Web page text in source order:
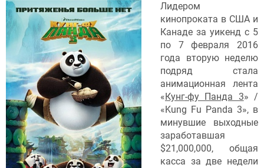
Лидером
кинопроката в США и
Канаде за уикенд с 5
по 7 февраля 2016
года вторую неделю
подряд стала
анимационная лента
« Кунг-фу Панда 3» /
«Kung Fu Panda 3», в
минувшие выходные
заработавшая
$21,000,000, общая
касса за две недели